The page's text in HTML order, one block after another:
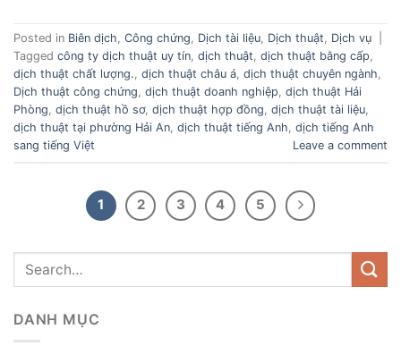
Posted in Biên dịch, Công chứng, Dịch tài liệu, Dịch thuật, Dịch vụ
Tagged công ty dịch thuật uy tín, dịch thuật, dịch thuật bằng cấp,
dịch thuật chất lượng., dịch thuật châu á, dịch thuật chuyên ngành,
Dịch thuật công chứng, dịch thuật doanh nghiệp, dịch thuật Hải
Phòng, dịch thuật hồ sơ, dịch thuật hợp đồng, dịch thuật tài liệu,
dịch thuật tại phường Hải An, dịch thuật tiếng Anh, dịch tiếng Anh
sang tiếng Việt
Leave a comment
1 2 3 4 5
DANH MỤC